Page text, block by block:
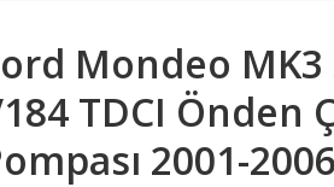
Mondeo
TDCI Önden
2001-2006